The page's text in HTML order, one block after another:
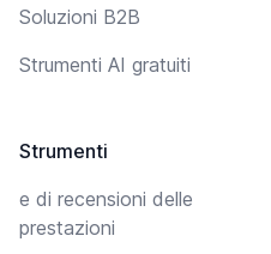
Soluzioni B2B
Strumenti AI gratuiti
Strumenti
e di recensioni delle
prestazioni